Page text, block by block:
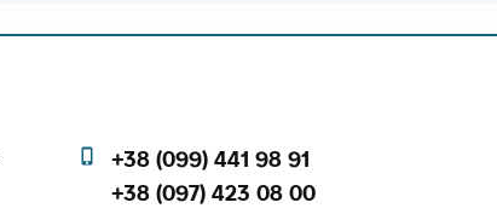
+38 (099) 441 98 91
+38 (097) 423 08 00